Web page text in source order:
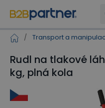
/ Transport a
Rudl na tlakové
kg, plná kola